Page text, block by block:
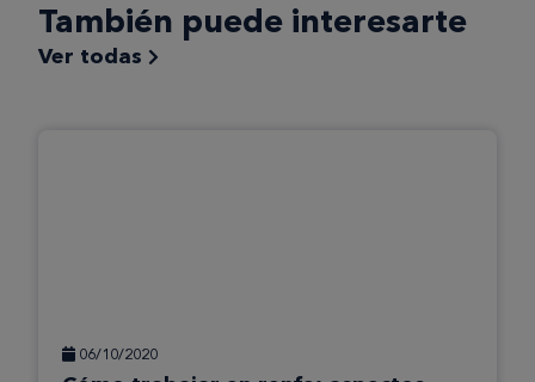
También puede interesarte
Ver todas
06/10/2020